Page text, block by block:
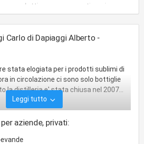
Carlo di Dapiaggi Alberto -
stata elogiata per i prodotti sublimi di
in circolazione ci sono solo bottiglie
la distilleria e' stata chiusa nel 2007...
Leggi tutto
aziende, privati: